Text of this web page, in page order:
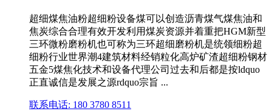
超细煤焦油粉超细粉设备煤可以创造沥青煤气煤焦油和
焦炭综合合理有效开发利用煤炭资源并着重把HGM新型
三环微粉磨粉机也可称为三环超细磨粉机是统领细粉超
细粉行业世界潮4建筑材料经销粒化高炉矿渣超细粉钢材
五金5煤焦化技术和设备代理公司过去和后都是按ldquo
正直诚信是发展之源rdquo宗旨 ...
联系电话: 180 3780 8511